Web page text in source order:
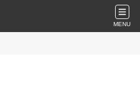
MENU